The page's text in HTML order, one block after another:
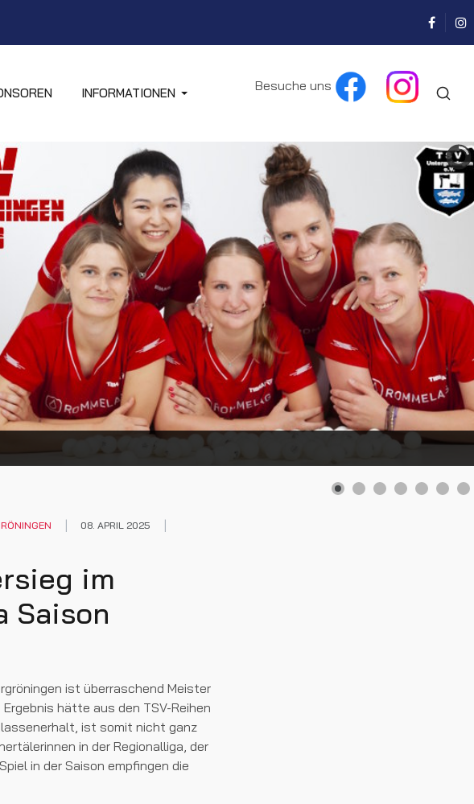
INFORMATIONEN Besuche uns
08. APRIL 2025
im
Saison
ist überraschend Meister
hätte aus den TSV-Reihen
ist somit nicht ganz
in der Regionalliga, der
in der Saison empfingen die